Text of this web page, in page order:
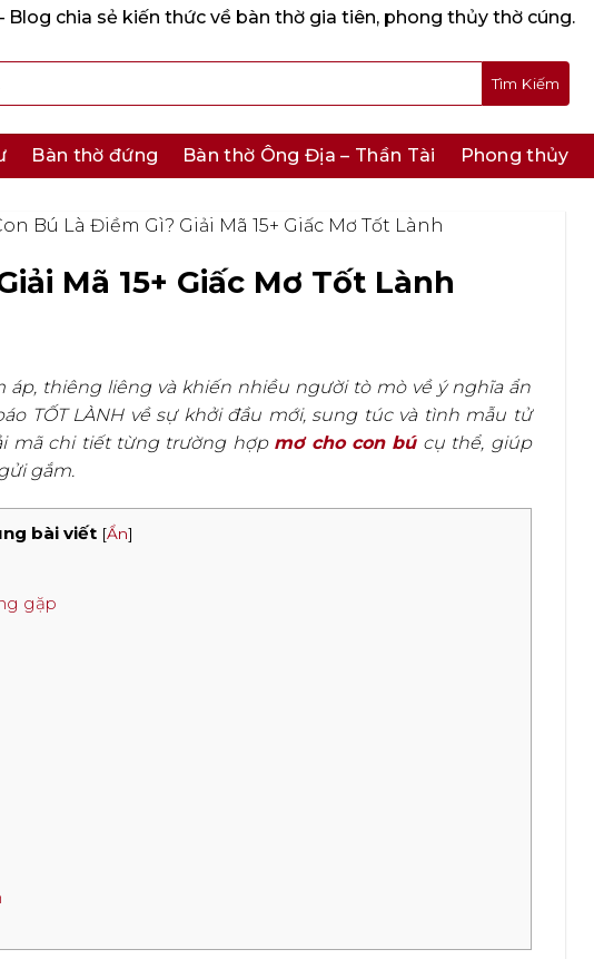
Blog chia sẻ kiến thức về bàn thờ gia tiên, phong thủy thờ cúng.
Bàn thờ đứng Bàn thờ Ông Địa – Thần Tài Phong thủy
Bú Là Điềm Gì? Giải Mã 15+ Giấc Mơ Tốt Lành
Mã 15+ Giấc Mơ Tốt Lành
thiêng liêng và khiến nhiều người tò mò về ý nghĩa ẩn
TỐT LÀNH về sự khởi đầu mới, sung túc và tình mẫu tử
mã chi tiết từng trường hợp mơ cho con búcụ thể, giúp
gắm.
bài viết [Ẩn]
gặp